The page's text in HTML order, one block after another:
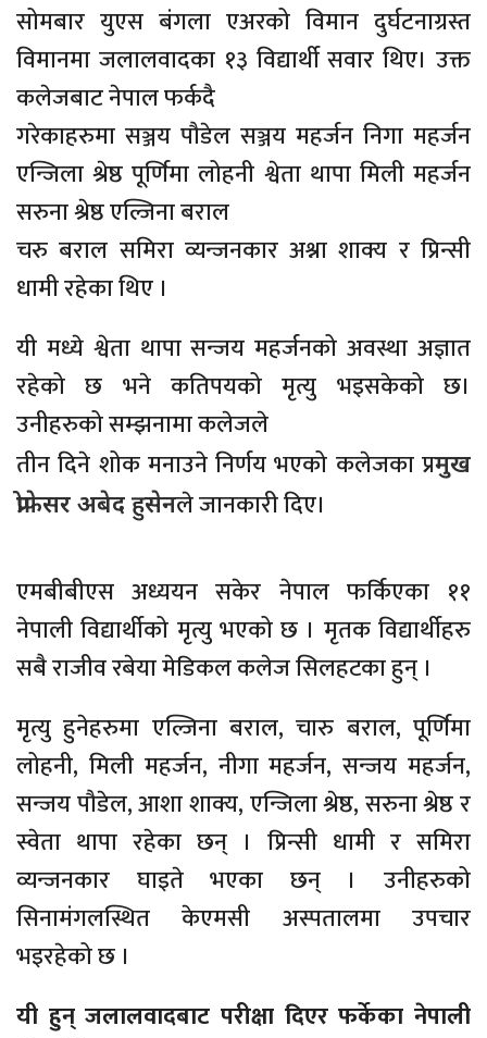
सोमबार युएस बंगला एअरको विमान दुर्घटनाग्रस्त
विमानमा जलालवादका १३ विद्यार्थी सवार थिए। उक्त
कलेजबाट नेपाल फर्कदै
गरेकाहरुमा सञ्जय पौडेल सञ्जय महर्जन निगा महर्जन
एन्जिला श्रेष्ठ पूर्णिमा लोहनी श्वेता थापा मिली महर्जन
सरुना श्रेष्ठ एल्जिना बराल
चरु बराल समिरा व्यन्जनकार अश्ना शाक्य र प्रिन्सी
धामी रहेका थिए ।
यी मध्ये श्वेता थापा सन्जय महर्जनको अवस्था अज्ञात
रहेको छ भने कतिपयको मृत्यु भइसकेको छ।
उनीहरुको सम्झनामा कलेजले
तीन दिने शोक मनाउने निर्णय भएको कलेजका प्रमुख
प्रोफेसर अबेद हुसेनले जानकारी दिए।
एमबीबीएस अध्ययन सकेर नेपाल फर्किएका ११
नेपाली विद्यार्थीको मृत्यु भएको छ । मृतक विद्यार्थीहरु
सबै राजीव रबेया मेडिकल कलेज सिलहटका हुन् ।
मृत्यु हुनेहरुमा एल्जिना बराल, चारु बराल, पूर्णिमा
लोहनी, मिली महर्जन, नीगा महर्जन, सन्जय महर्जन,
सन्जय पौडेल, आशा शाक्य, एन्जिला श्रेष्ठ, सरुना श्रेष्ठ र
स्वेता थापा रहेका छन् । प्रिन्सी धामी र समिरा
व्यन्जनकार घाइते भएका छन् । उनीहरुको
सिनामंगलस्थित केएमसी अस्पतालमा उपचार
भइरहेको छ ।
यी हुन् जलालवादबाट परीक्षा दिएर फर्केका नेपाली